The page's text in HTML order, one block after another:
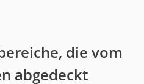
die vom
abgedeckt